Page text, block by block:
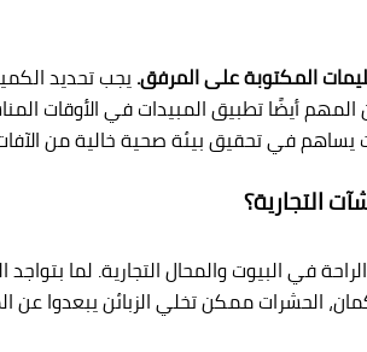
المكتوبة على المرفق. يجب تحديد
أيضًا تطبيق المبيدات في الأوقات
يساهم في تحقيق بيئة صحية خالية من
التجارية؟
في البيوت والمحال التجارية. لما
الحشرات ممكن تخلي الزبائن يبعدوا عن